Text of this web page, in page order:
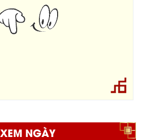
XEM NGÀY